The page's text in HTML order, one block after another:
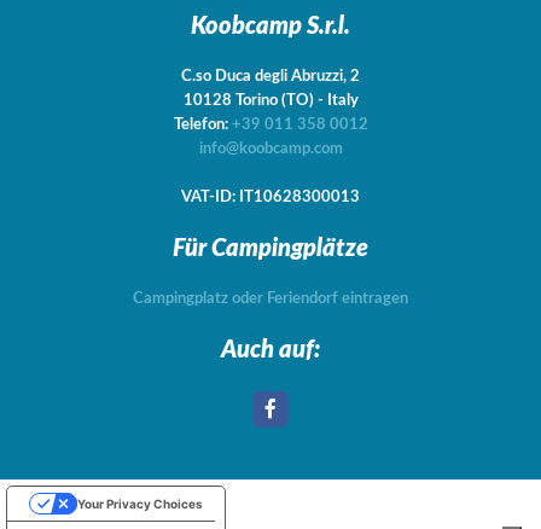
Koobcamp S.r.l.
C.so Duca degli Abruzzi, 2
10128 Torino (TO) - Italy
Telefon: +39 011 358 0012
info@koobcamp.com
VAT-ID: IT10628300013
Für Campingplätze
Campingplatz oder Feriendorf eintragen
Auch auf:
Your Privacy Choices